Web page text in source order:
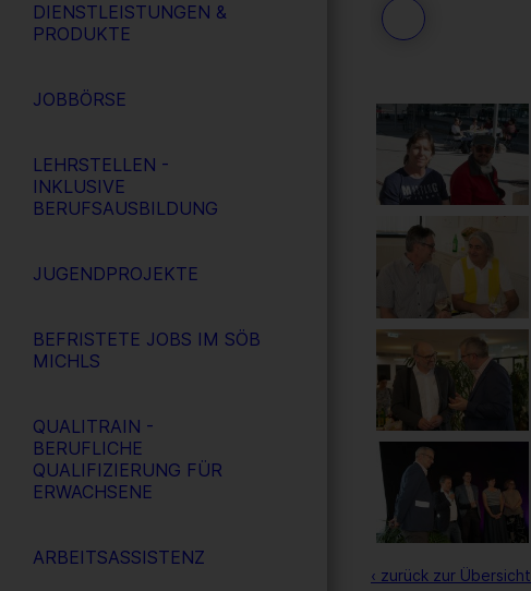
DIENSTLEISTUNGEN &
PRODUKTE
JOBBÖRSE
LEHRSTELLEN -
INKLUSIVE
BERUFSAUSBILDUNG
JUGENDPROJEKTE
BEFRISTETE JOBS IM SÖB
MICHLS
QUALITRAIN -
BERUFLICHE
QUALIFIZIERUNG FÜR
ERWACHSENE
ARBEITSASSISTENZ
97 / 264
‹ zurück zur Übersicht